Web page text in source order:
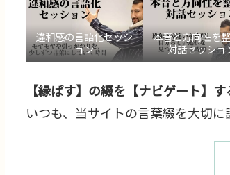
違和感の言語化セッシ
ョン
本音と方向性を
対話セッショ
【縁ぱす】の綴を【ナビゲート】
いつも、当サイトの言葉綴を大切に